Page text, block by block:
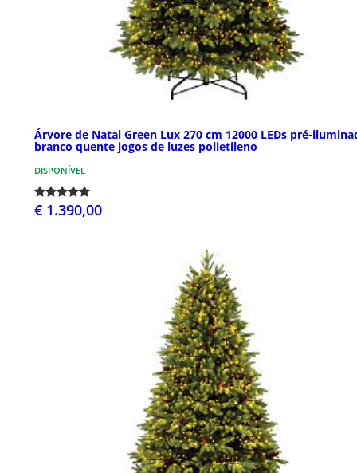
Árvore de Natal Green Lux 270 cm 12000 LEDs pré-
branco quente jogos de luzes polietileno
DISPONÍVEL
€ 1.390,00